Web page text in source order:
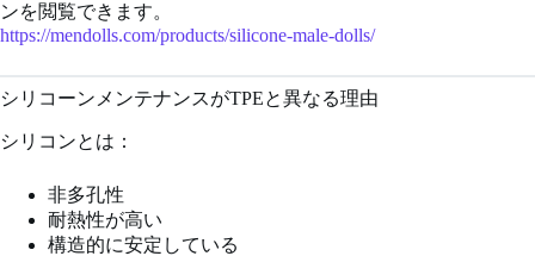
ンを閲覧できます。
https://mendolls.com/products/silicone-male-dolls/
シリコーンメンテナンスがTPEと異なる理由
シリコンとは：
非多孔性
耐熱性が高い
構造的に安定している